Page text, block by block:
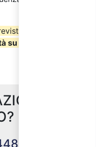
dall’
su tutto il territorio
SUL